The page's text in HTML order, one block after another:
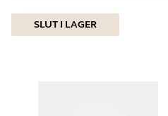
SLUT I LAGER